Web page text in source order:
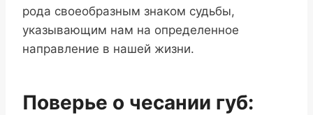
рода своеобразным знаком судьбы,
указывающим нам на определенное
направление в нашей жизни.
Поверье о чесании губ: